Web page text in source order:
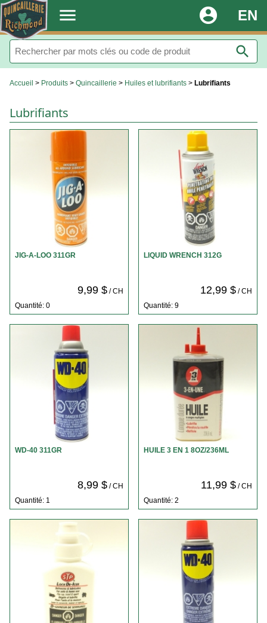
. menu EN
account_circle
search
Accueil > Produits > Quincaillerie > Huiles et lubrifiants > Lubrifiants
Lubrifiants
JIG-A-LOO 311GR
9,99 $/ CH
Quantité: 0
LIQUID WRENCH 312G
12,99 $/ CH
Quantité: 9
WD-40 311GR
8,99 $/ CH
Quantité: 1
HUILE 3 EN 1 8OZ/236ML
11,99 $/ CH
Quantité: 2